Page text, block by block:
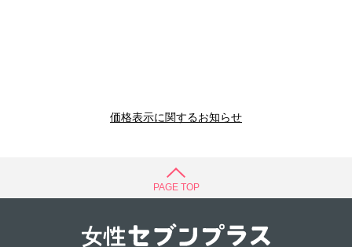
価格表示に関するお知らせ
PAGE TOP